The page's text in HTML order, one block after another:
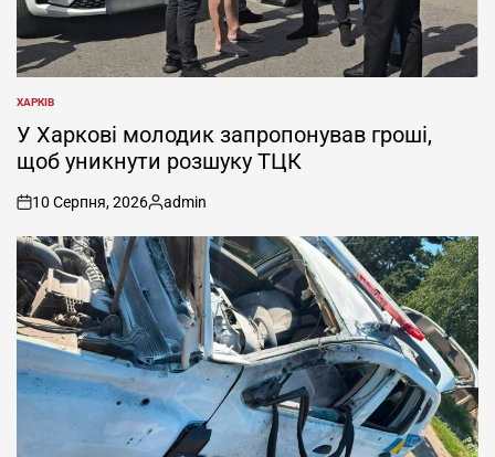
ОПУБЛІКУВАТИ
У
ХАРКІВ
У Харкові молодик запропонував гроші,
щоб уникнути розшуку ТЦК
on
10 Серпня, 2026
Опубліковано
admin